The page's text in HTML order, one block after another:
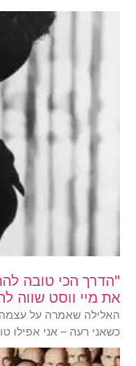
"הדרך הכי טובה
את מיי ווסט שווה
האלילה שאמרה על
כשאני רעה – אני אפילו